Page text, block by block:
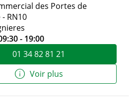
des Portes de
RN10
- 19:00
01 34 82 81 21
Voir plus